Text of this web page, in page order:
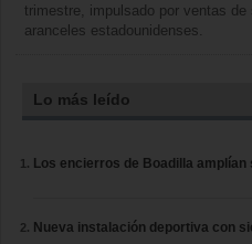
trimestre, impulsado por ventas
aranceles estadounidenses.
Lo más leído
Los encierros de Boadilla
Nueva instalación deportiva con